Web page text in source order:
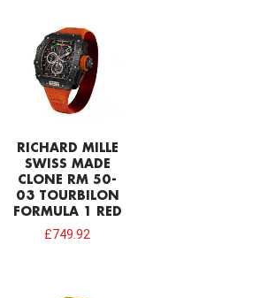
RICHARD MILLE
SWISS MADE
CLONE RM 50-
03 TOURBILON
FORMULA 1 RED
£749.92